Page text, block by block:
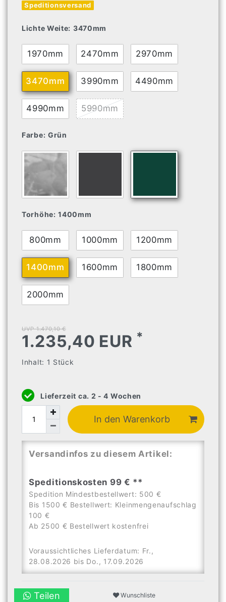
Speditionsversand
Lichte Weite: 3470mm
1970mm 2470mm 2970mm
3470mm 3990mm 4490mm
4990mm 5990mm
Farbe: Grün
Torhöhe: 1400mm
800mm 1000mm 1200mm
1400mm 1600mm 1800mm
2000mm
UVP 1.470,10 €
1.235,40 EUR *
Inhalt: 1 Stück
Lieferzeit ca. 2 - 4 Wochen
In den Warenkorb
Versandinfos zu diesem Artikel:
Speditionskosten 99 € **
Spedition Mindestbestellwert: 500 €
Bis 1500 € Bestellwert: Kleinmengenaufschlag
100 €
Ab 2500 € Bestellwert kostenfrei
Voraussichtliches Lieferdatum: Fr.,
28.08.2026 bis Do., 17.09.2026
Teilen Wunschliste